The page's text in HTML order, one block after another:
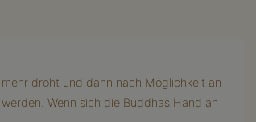
droht und dann nach Möglichkeit an
Wenn sich die Buddhas Hand an